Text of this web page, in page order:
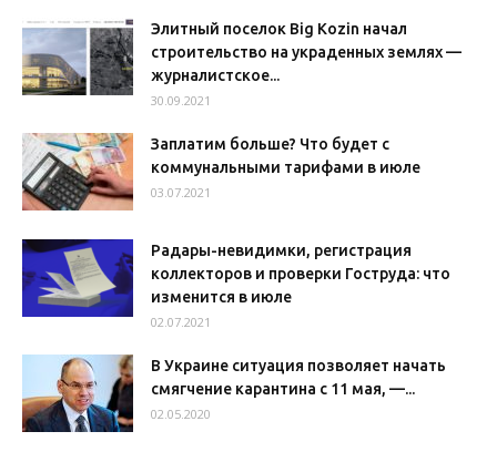
Элитный поселок Big Kozin начал
строительство на украденных землях —
журналистское...
30.09.2021
Заплатим больше? Что будет с
коммунальными тарифами в июле
03.07.2021
Радары-невидимки, регистрация
коллекторов и проверки Гоструда: что
изменится в июле
02.07.2021
В Украине ситуация позволяет начать
смягчение карантина с 11 мая, —...
02.05.2020